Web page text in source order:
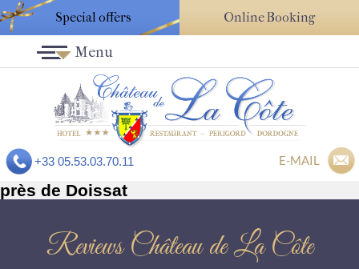
Special offers Online Booking
+33 05.53.03.70.11 E-MAIL
Menu
près de Doissat
Reviews Château de La Côte